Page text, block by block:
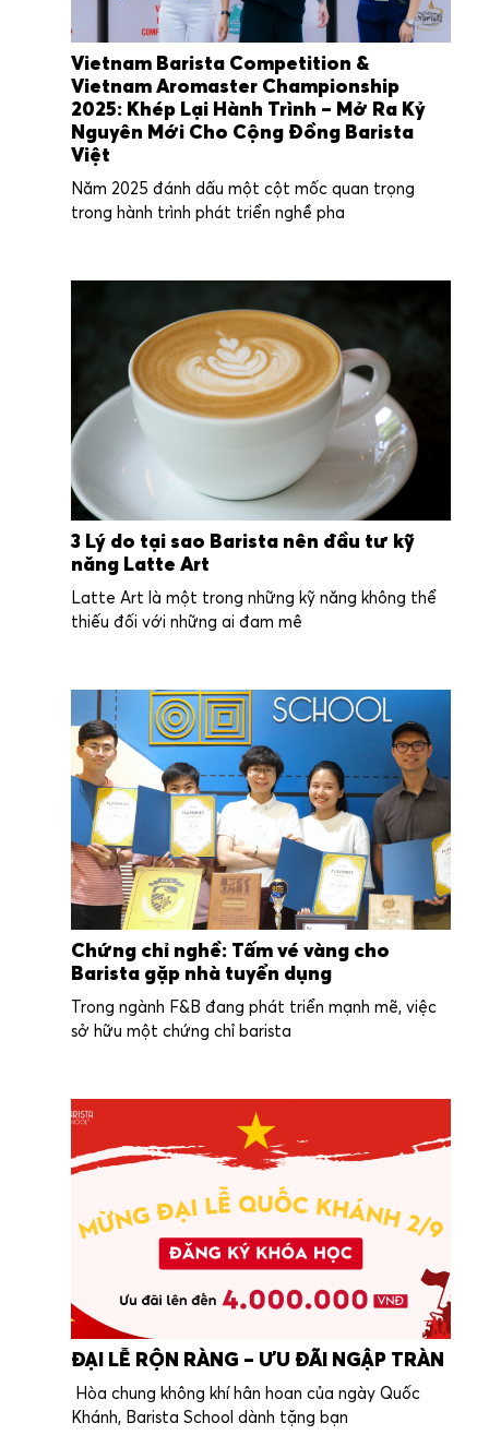
Vietnam Barista Competition &
Vietnam Aromaster Championship
2025: Khép Lại Hành Trình – Mở Ra Kỷ
Nguyên Mới Cho Cộng Đồng Barista
Việt
Năm 2025 đánh dấu một cột mốc quan trọng
trong hành trình phát triển nghề pha
3 Lý do tại sao Barista nên đầu tư kỹ
năng Latte Art
Latte Art là một trong những kỹ năng không thể
thiếu đối với những ai đam mê
Chứng chỉ nghề: Tấm vé vàng cho
Barista gặp nhà tuyển dụng
Trong ngành F&B đang phát triển mạnh mẽ, việc
sở hữu một chứng chỉ barista
ĐẠI LỄ RỘN RÀNG – ƯU ĐÃI NGẬP TRÀN
Hòa chung không khí hân hoan của ngày Quốc
Khánh, Barista School dành tặng bạn